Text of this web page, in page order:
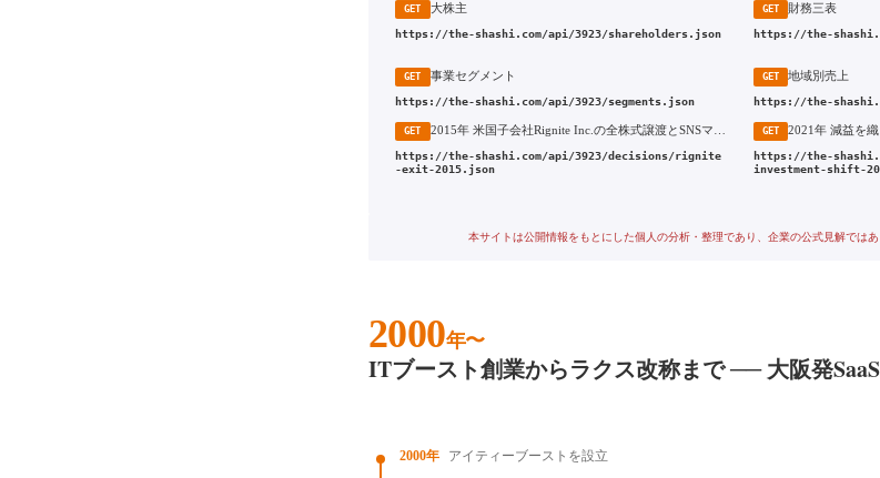
GET 大株主
https://the-shashi.com/api/3923/shareholders.json
GET 財務三表
https://the-
GET 事業セグメント
https://the-shashi.com/api/3923/segments.json
GET 地域別売上
https://the-
GET
https://the-shashi.com/api/3923/decisions/rignite
-exit-2015.json
GET
https://the-
investment-shift-
本サイトは公開情報をもとにした個人の分析・整理であり、企業の公式見解ではあ
2000年〜
ITブースト創業からラクス改称まで ── 大阪発
2000年 アイティーブーストを設立